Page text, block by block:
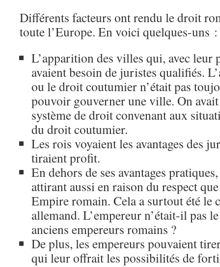
Différents facteurs ont rendu le droit
toute l’Europe. En voici quelques-uns :
L’apparition des villes qui, avec leur
avaient besoin de juristes qualifiés.
ou le droit coutumier n’était pas
pouvoir gouverner une ville. On
système de droit convenant aux
du droit coutumier.
Les rois voyaient les avantages des
tiraient profit.
En dehors de ses avantages
attirant aussi en raison du respect
Empire romain. Cela a surtout été le
allemand. L’empereur n’était-il pas
anciens empereurs romains ?
De plus, les empereurs pouvaient
qui leur offrait les possibilités de